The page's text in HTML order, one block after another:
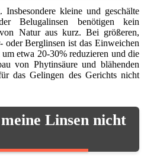
kleine und geschälte
Belugalinsen benötigen kein
Natur aus kurz. Bei größeren,
oder Berglinsen ist das Einweichen
etwa 20-30% reduzieren und die
von Phytinsäure und blähenden
das Gelingen des Gerichts nicht
Linsen nicht